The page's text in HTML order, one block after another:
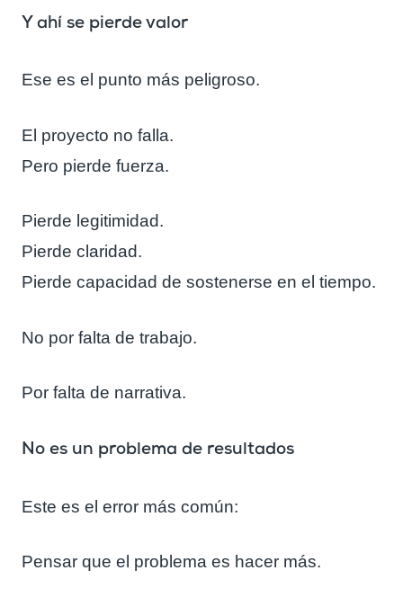
Y ahí se pierde valor
Ese es el punto más peligroso.
El proyecto no falla.
Pero pierde fuerza.
Pierde legitimidad.
Pierde claridad.
Pierde capacidad de sostenerse en el tiempo.
No por falta de trabajo.
Por falta de narrativa.
No es un problema de resultados
Este es el error más común:
Pensar que el problema es hacer más.